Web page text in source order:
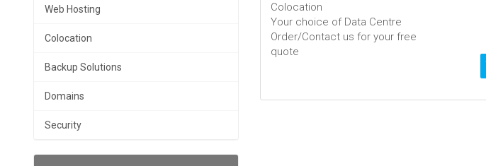
Web Hosting
Colocation
Backup Solutions
Domains
Security
Colocation
Your choice of Data Centre
Order/Contact us for your free
quote